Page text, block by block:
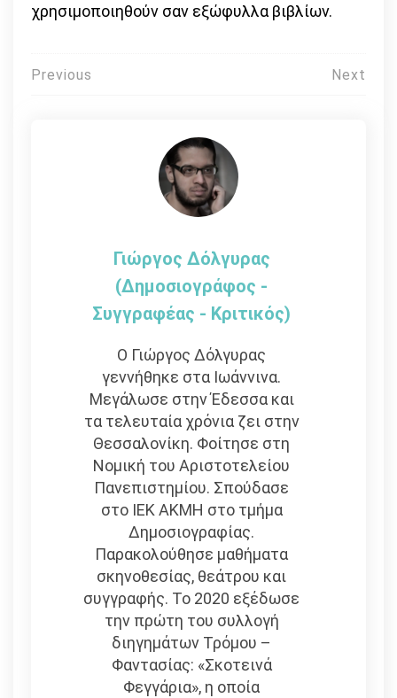
χρησιµοποιηθούν σαν εξώφυλλα βιβλίων.
Πλοήγηση
Previous Next
Γιώργος Δόλγυρας
(Δημοσιογράφος -
Συγγραφέας - Kριτικός)
Ο Γιώργος Δόλγυρας
γεννήθηκε στα Ιωάννινα.
Μεγάλωσε στην Έδεσσα και
τα τελευταία χρόνια ζει στην
Θεσσαλονίκη. Φοίτησε στη
Νομική του Αριστοτελείου
Πανεπιστημίου. Σπούδασε
στο ΙΕΚ ΑΚΜΗ στο τμήμα
Δημοσιογραφίας.
Παρακολούθησε μαθήματα
σκηνοθεσίας, θεάτρου και
συγγραφής. Το 2020 εξέδωσε
την πρώτη του συλλογή
διηγημάτων Τρόμου –
Φαντασίας: «Σκοτεινά
Φεγγάρια», η οποία